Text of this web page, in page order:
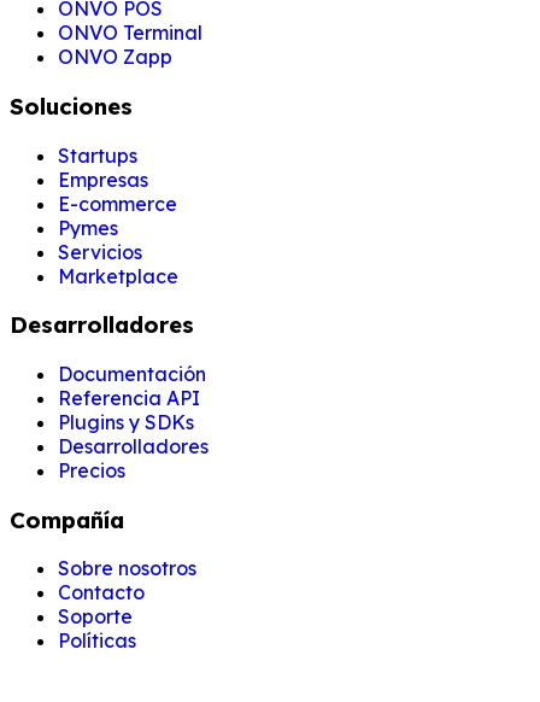
ONVO POS
ONVO Terminal
ONVO Zapp
Soluciones
Startups
Empresas
E-commerce
Pymes
Servicios
Marketplace
Desarrolladores
Documentación
Referencia API
Plugins y SDKs
Desarrolladores
Precios
Compañía
Sobre nosotros
Contacto
Soporte
Políticas